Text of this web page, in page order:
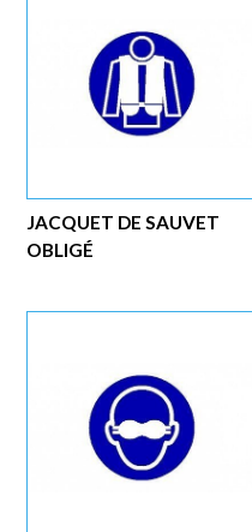
JACQUET DE SAUVET
OBLIGÉ